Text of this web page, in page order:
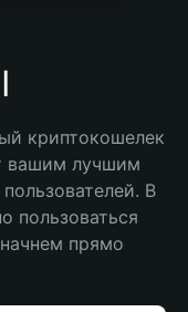
криптокошелек
вашим лучшим
В
пользоваться
прямо